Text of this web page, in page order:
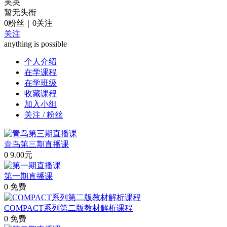
吴英
暂无头衔
0粉丝 0关注
关注
anything is possible
个人介绍
在学课程
在学班级
收藏课程
加入小组
关注 / 粉丝
青鸟第三期直播课
0 9.00元
第一期直播课
0 免费
COMPACT系列第二版教材解析课程
0 免费